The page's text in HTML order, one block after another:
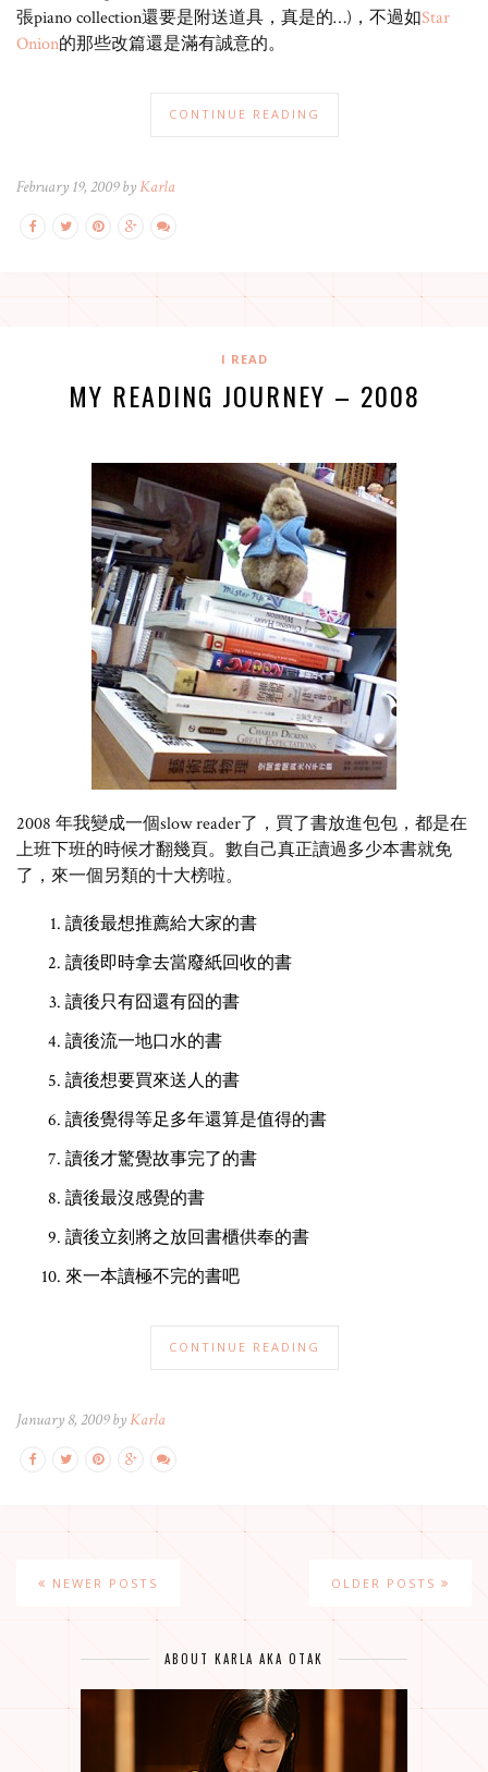
張piano collection還要是附送道具，真是的…)，不過如Star
Onion的那些改篇還是滿有誠意的。
CONTINUE READING
February 19, 2009 byKarla
I READ
MY READING JOURNEY – 2008
2008 年我變成一個slow reader了，買了書放進包包，都是在
上班下班的時候才翻幾頁。數自己真正讀過多少本書就免
了，來一個另類的十大榜啦。
讀後最想推薦給大家的書
讀後即時拿去當廢紙回收的書
讀後只有囧還有囧的書
讀後流一地口水的書
讀後想要買來送人的書
讀後覺得等足多年還算是值得的書
讀後才驚覺故事完了的書
讀後最沒感覺的書
讀後立刻將之放回書櫃供奉的書
來一本讀極不完的書吧
CONTINUE READING
January 8, 2009 byKarla
OLDER POSTS
NEWER POSTS
ABOUT KARLA AKA OTAK